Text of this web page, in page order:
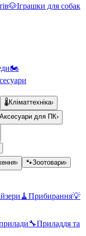
🐶Іграшки для собак
🏍️
🌡️Кліматтехніка›
Аксесуари для ПК›
› 🐾Зоотовари›
🧹 Прибирання💡
🔧Приладдя та